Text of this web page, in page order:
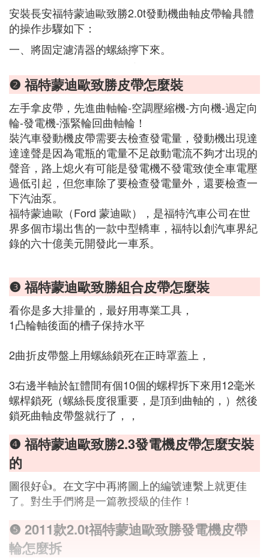
安裝長安福特蒙迪歐致勝2.0t發動機曲軸皮帶輪具體
的操作步驟如下：
一、將固定濾清器的螺絲擰下來。
❷ 福特蒙迪歐致勝皮帶怎麼裝
左手拿皮帶，先進曲軸輪-空調壓縮機-方向機-過定向
輪-發電機-漲緊輪回曲軸輪！
裝汽車發動機皮帶需要去檢查發電量，發動機出現達
達達聲是因為電瓶的電量不足啟動電流不夠才出現的
聲音，路上熄火有可能是發電機不發電致使全車電壓
過低引起，但您車除了要檢查發電量外，還要檢查一
下汽油泵。
福特蒙迪歐（Ford 蒙迪歐），是福特汽車公司在世
界多個市場出售的一款中型轎車，福特以創汽車界紀
錄的六十億美元開發此一車系。
❸ 福特蒙迪歐致勝組合皮帶怎麼裝
看你是多大排量的，最好用專業工具，
1凸輪軸後面的槽子保持水平
2曲折皮帶盤上用螺絲鎖死在正時罩蓋上，
3右邊半軸於缸體間有個10個的螺桿拆下來用12毫米
螺桿鎖死（螺絲長度很重要，是頂到曲軸的，）然後
鎖死曲軸皮帶盤就行了，，
❹ 福特蒙迪歐致勝2.3發電機皮帶怎麼安裝
的
圖很好👍。在文字中再將圖上的編號連繫上就更佳
了。對生手們將是一篇教授級的佳作！
❺ 2011款2.0t福特蒙迪歐致勝發電機皮帶
輪怎麼拆